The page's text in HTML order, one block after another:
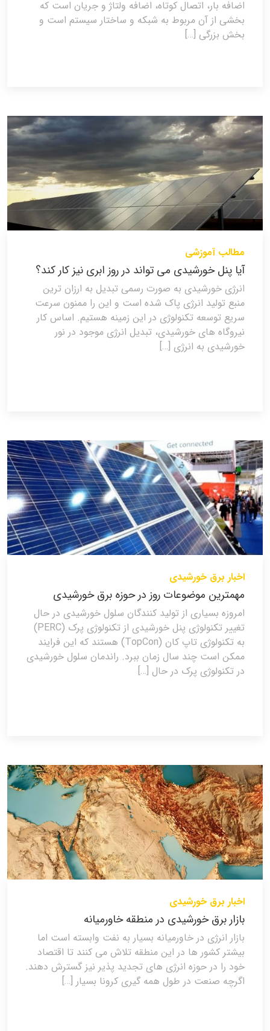
اضافه بار، اتصال کوتاه، اضافه ولتاژ و جریان است که
بخشی از آن مربوط به شبکه و ساختار سیستم است و
بخش بزرگی […]
مطالب آموزشی
آیا پنل خورشیدی می تواند در روز ابری نیز کار کند؟
انرژی خورشیدی به صورت رسمی تبدیل به ارزان ترین
منبع تولید انرژی پاک شده است و این را ممنون سرعت
سریع توسعه تکنولوژی در این زمینه هستیم. اساس کار
نیروگاه های خورشیدی، تبدیل انرژی موجود در نور
خورشیدی به انرژی […]
اخبار برق خورشیدی
مهمترین موضوعات روز در حوزه برق خورشیدی
امروزه بسیاری از تولید کنندگان سلول خورشیدی در حال
تغییر تکنولوژی پنل خورشیدی از تکنولوژی پرک (PERC)
به تکنولوژی تاپ کان (TopCon) هستند که این فرایند
ممکن است چند سال زمان ببرد. راندمان سلول خورشیدی
در تکنولوژی پرک در حال […]
اخبار برق خورشیدی
بازار برق خورشیدی در منطقه خاورمیانه
بازار انرژی در خاورمیانه بسیار به نفت وابسته است اما
بیشتر کشور ها در این منطقه تلاش می کنند تا اقتصاد
خود را در حوزه انرژی های تجدید پذیر نیز گسترش دهند.
اگرچه صنعت در طول همه گیری کرونا بسیار […]